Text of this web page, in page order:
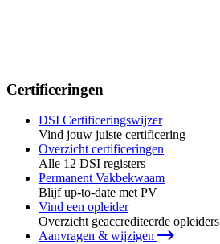
Certificeringen
DSI Certificeringswijzer
Vind jouw juiste certificering
Overzicht certificeringen
Alle 12 DSI registers
Permanent Vakbekwaam
Blijf up-to-date met PV
Vind een opleider
Overzicht geaccrediteerde opleiders
Aanvragen & wijzigen